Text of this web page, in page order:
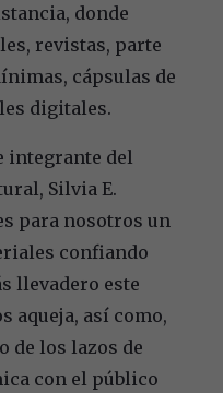
donde
revistas, parte
cápsulas de
digitales.
integrante del
Silvia E.
para nosotros un
confiando
llevadero este
aqueja, así como,
de los lazos de
con el público